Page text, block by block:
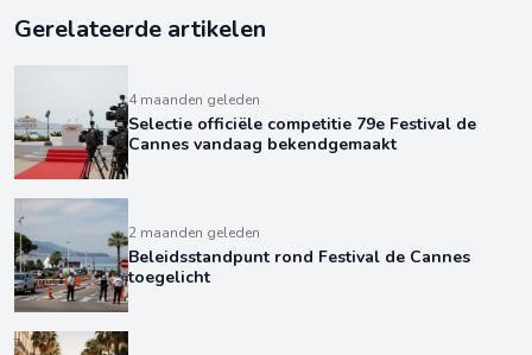
Gerelateerde artikelen
4 maanden geleden
Selectie officiële competitie 79e Festival de
Cannes vandaag bekendgemaakt
2 maanden geleden
Beleidsstandpunt rond Festival de Cannes
toegelicht